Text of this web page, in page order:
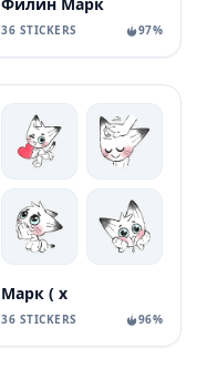
36 STICKERS 97%
Марк ( x
36 STICKERS 96%